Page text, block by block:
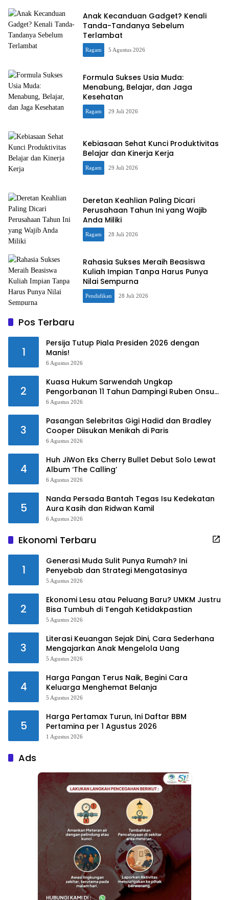
Anak Kecanduan Gadget? Kenali
Tanda-Tandanya Sebelum
Terlambat
Ragam 5 Agustus 2026
Formula Sukses Usia Muda:
Menabung, Belajar, dan Jaga
Kesehatan
Ragam 29 Juli 2026
Kebiasaan Sehat Kunci Produktivitas
Belajar dan Kinerja Kerja
Ragam 29 Juli 2026
Deretan Keahlian Paling Dicari
Perusahaan Tahun Ini yang Wajib
Anda Miliki
Ragam 28 Juli 2026
Rahasia Sukses Meraih Beasiswa
Kuliah Impian Tanpa Harus Punya
Nilai Sempurna
Pendidikan 28 Juli 2026
Pos Terbaru
1
Persija Tutup Piala Presiden 2026 dengan
Manis!
6 Agustus 2026
2
Kuasa Hukum Sarwendah Ungkap
Pengorbanan 11 Tahun Dampingi Ruben Onsu
Saat Sakit
6 Agustus 2026
3
Pasangan Selebritas Gigi Hadid dan Bradley
Cooper Diisukan Menikah di Paris
6 Agustus 2026
4
Huh JiWon Eks Cherry Bullet Debut Solo Lewat
Album ‘The Calling’
6 Agustus 2026
5
Nanda Persada Bantah Tegas Isu Kedekatan
Aura Kasih dan Ridwan Kamil
6 Agustus 2026
Ekonomi Terbaru
1
Generasi Muda Sulit Punya Rumah? Ini
Penyebab dan Strategi Mengatasinya
5 Agustus 2026
2
Ekonomi Lesu atau Peluang Baru? UMKM Justru
Bisa Tumbuh di Tengah Ketidakpastian
5 Agustus 2026
3
Literasi Keuangan Sejak Dini, Cara Sederhana
Mengajarkan Anak Mengelola Uang
5 Agustus 2026
4
Harga Pangan Terus Naik, Begini Cara
Keluarga Menghemat Belanja
5 Agustus 2026
5
Harga Pertamax Turun, Ini Daftar BBM
Pertamina per 1 Agustus 2026
1 Agustus 2026
Ads